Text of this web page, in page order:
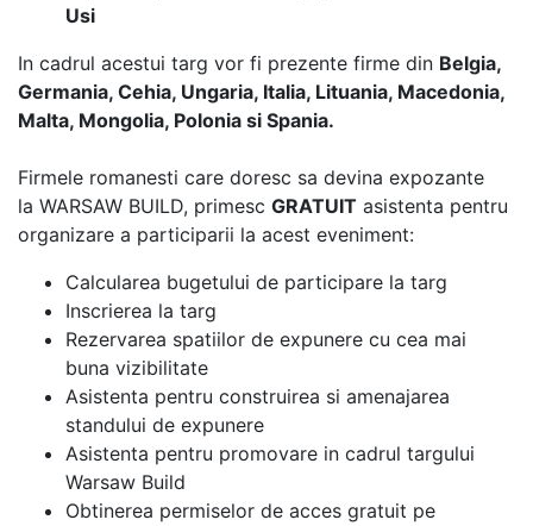
Usi
In cadrul acestui targ vor fi prezente firme din Belgia,
Germania, Cehia, Ungaria, Italia, Lituania, Macedonia,
Malta, Mongolia, Polonia si Spania.
Firmele romanesti care doresc sa devina expozante
la WARSAW BUILD, primesc GRATUIT asistenta pentru
organizare a participarii la acest eveniment:
Calcularea bugetului de participare la targ
Inscrierea la targ
Rezervarea spatiilor de expunere cu cea mai
buna vizibilitate
Asistenta pentru construirea si amenajarea
standului de expunere
Asistenta pentru promovare in cadrul targului
Warsaw Build
Obtinerea permiselor de acces gratuit pe